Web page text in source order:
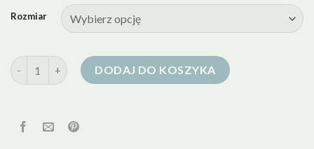
Rozmiar
ilość kurtka puchowa narciarska damska
DODAJ DO KOSZYKA